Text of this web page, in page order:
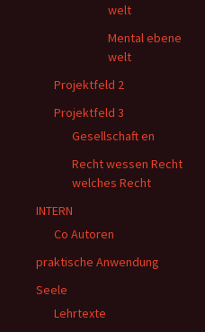
welt
Mental ebene
welt
Projektfeld 2
Projektfeld 3
Gesellschaft en
Recht wessen Recht
welches Recht
INTERN
Co Autoren
praktische Anwendung
Seele
Lehrtexte